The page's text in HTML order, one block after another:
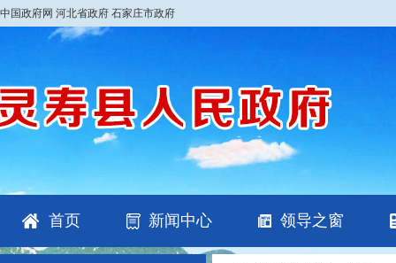
中国政府网 河北省政府 石家庄市政府
首页 新闻中心 领导之窗